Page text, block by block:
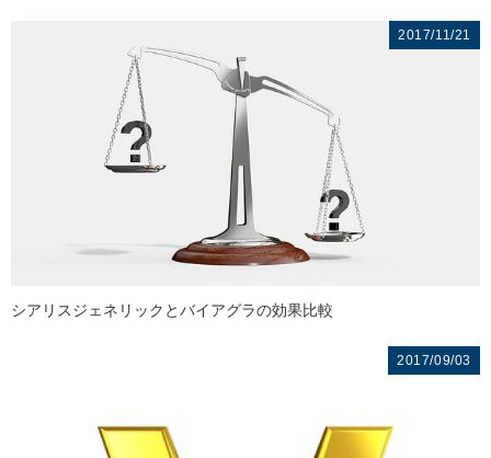
2017/11/21
シアリスジェネリックとバイアグラの効果比較
2017/09/03